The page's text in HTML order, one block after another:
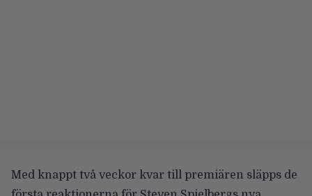
Med knappt två veckor kvar till premiären släpps de